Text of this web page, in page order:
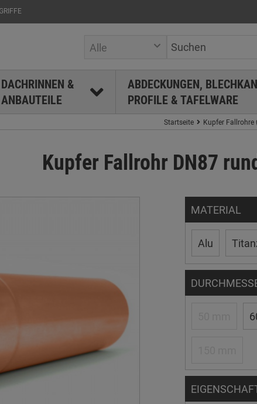
Alle
DACHRINNEN &
ANBAUTEILE
ABDECKUNGEN,
PROFILE & TAFELWARE
Startseite Kupfer Fallrohre
Kupfer Fallrohr DN87
MATERIAL
Alu